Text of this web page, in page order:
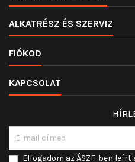
ALKATRÉSZ ÉS SZERVIZ
FIÓKOD
KAPCSOLAT
Elfogadom az ÁSZF-ben